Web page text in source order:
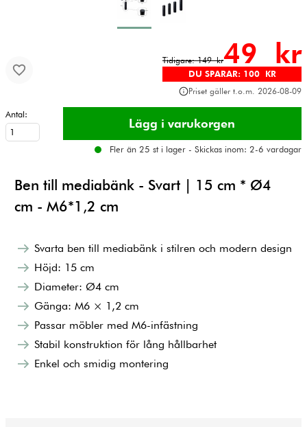
Tidigare: 149 kr49 kr
DU SPARAR: 100 KR
Priset gäller t.o.m. 2026-08-09
Antal:
Fler än 25 st i lager - Skickas inom: 2-6 vardagar
Ben till mediabänk - Svart | 15 cm * Ø4
cm - M6*1,2 cm
Svarta ben till mediabänk i stilren och modern design
Höjd: 15 cm
Diameter: Ø4 cm
Gänga: M6 × 1,2 cm
Passar möbler med M6-infästning
Stabil konstruktion för lång hållbarhet
Enkel och smidig montering